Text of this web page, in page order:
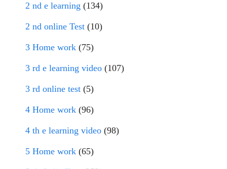
2 nd e learning (134)
2 nd online Test (10)
3 Home work (75)
3 rd e learning video (107)
3 rd online test (5)
4 Home work (96)
4 th e learning video (98)
5 Home work (65)